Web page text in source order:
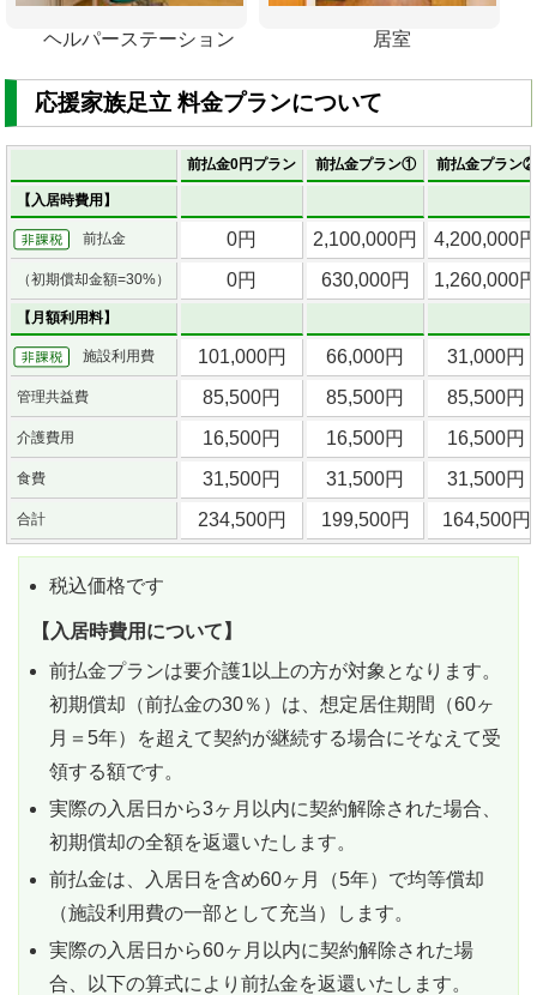
ヘルパーステーション 居室
応援家族足立 料金プランについて
前払金0円プラン 前払金プラン① 前払金プラン②
【入居時費用】
前払金 0円 2,100,000円 4,200,000
（初期償却金額=30%） 0円 630,000円 1,260,000
【月額利用料】
施設利用費 101,000円 66,000円 31,000円
管理共益費 85,500円 85,500円 85,500円
介護費用 16,500円 16,500円 16,500円
食費 31,500円 31,500円 31,500円
合計 234,500円 199,500円 164,500円
税込価格です
【入居時費用について】
前払金プランは要介護1以上の方が対象となります。
初期償却（前払金の30％）は、想定居住期間（60ヶ
月＝5年）を超えて契約が継続する場合にそなえて受
領する額です。
実際の入居日から3ヶ月以内に契約解除された場合、
初期償却の全額を返還いたします。
前払金は、入居日を含め60ヶ月（5年）で均等償却
（施設利用費の一部として充当）します。
実際の入居日から60ヶ月以内に契約解除された場
合、以下の算式により前払金を返還いたします。